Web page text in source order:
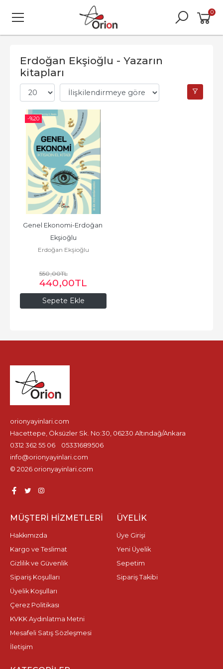
0
Erdoğan Ekşioğlu - Yazarın
kitapları
-%20
Sepete Ekle
Genel Ekonomi-Erdoğan
Ekşioğlu
Erdoğan Ekşioğlu
550,00TL
440,00TL
orionyayinlari.com
Hacettepe, Öksüzler Sk. No:30, 06230 Altındağ/Ankara
0312 362 55 06
05331689506
info@orionyayinlari.com
© 2026 orionyayinlari.com
MÜŞTERI HIZMETLERI
Hakkımızda
Kargo ve Teslimat
Gizlilik ve Güvenlik
Sipariş Koşulları
Üyelik Koşulları
Çerez Politikası
KVKK Aydınlatma Metni
Mesafeli Satış Sözleşmesi
İletişim
ÜYELIK
Üye Girişi
Yeni Üyelik
Sepetim
Sipariş Takibi